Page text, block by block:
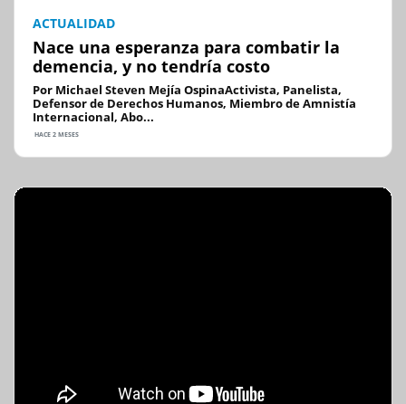
ACTUALIDAD
Nace una esperanza para combatir la
demencia, y no tendría costo
Por Michael Steven Mejía OspinaActivista, Panelista,
Defensor de Derechos Humanos, Miembro de Amnistía
Internacional, Abo...
HACE 2 MESES